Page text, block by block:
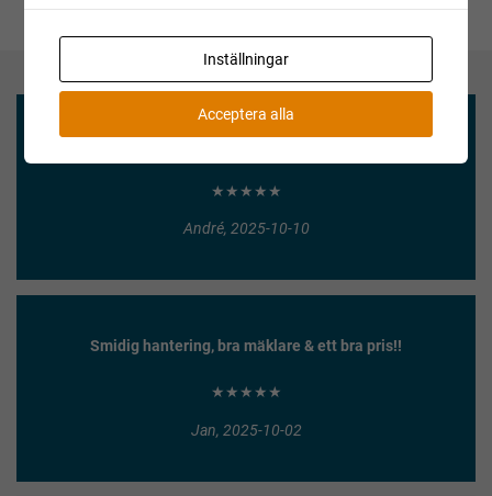
★★★★★
André, 2025-10-10
Smidig hantering, bra mäklare & ett bra pris!!
★★★★★
Jan, 2025-10-02
Inställningar
Acceptera alla